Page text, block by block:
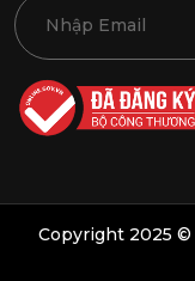
Copyright 2025 ©